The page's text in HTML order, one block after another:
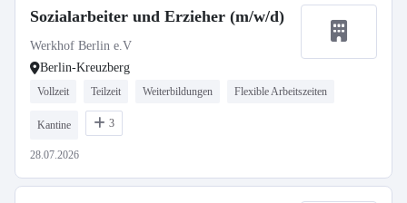
Sozialarbeiter und Erzieher (m/w/d)
Werkhof Berlin e.V
Berlin-Kreuzberg
Vollzeit Teilzeit Weiterbildungen Flexible Arbeitszeiten
Kantine 3
28.07.2026